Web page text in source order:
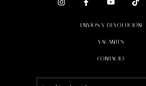
ENVÍOS Y DEVOLUCIÓN
VACANTES
CONTACTO